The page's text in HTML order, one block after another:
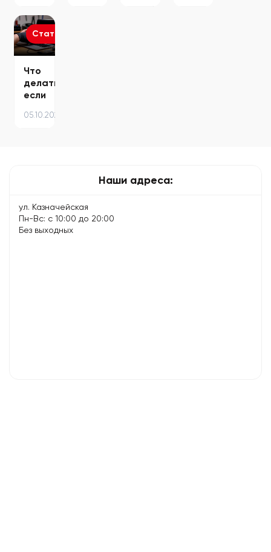
от
пыли
–
советы…
Статьи
Что
делать,
если
не
05.10.2025
Наши адреса:
ул. Казначейская
Пн-Вс: с 10:00 до 20:00
Без выходных